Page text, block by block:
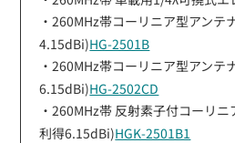
・260MHz帯コーリニア型アンテ
4.15dBi)HG-2501B
・260MHz帯コーリニア型アンテ
6.15dBi)HG-2502CD
・260MHz帯 反射素子付コーリニ
利得6.15dBi)HGK-2501B1